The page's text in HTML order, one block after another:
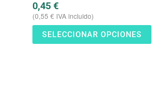
0,45 €
(0,55 € IVA incluido)
SELECCIONAR OPCIONES
en